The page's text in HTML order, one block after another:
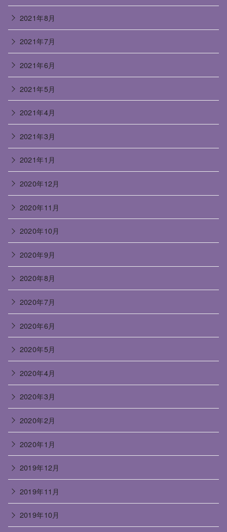
2021年8月
2021年7月
2021年6月
2021年5月
2021年4月
2021年3月
2021年1月
2020年12月
2020年11月
2020年10月
2020年9月
2020年8月
2020年7月
2020年6月
2020年5月
2020年4月
2020年3月
2020年2月
2020年1月
2019年12月
2019年11月
2019年10月